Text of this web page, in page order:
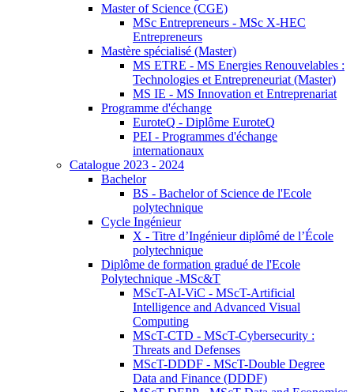
Master of Science (CGE)
MSc Entrepreneurs - MSc X-HEC
Entrepreneurs
Mastère spécialisé (Master)
MS ETRE - MS Energies Renouvelables :
Technologies et Entrepreneuriat (Master)
MS IE - MS Innovation et Entreprenariat
Programme d'échange
EuroteQ - Diplôme EuroteQ
PEI - Programmes d'échange
internationaux
Catalogue 2023 - 2024
Bachelor
BS - Bachelor of Science de l'Ecole
polytechnique
Cycle Ingénieur
X - Titre d’Ingénieur diplômé de l’École
polytechnique
Diplôme de formation gradué de l'Ecole
Polytechnique -MSc&T
MScT-AI-ViC - MScT-Artificial
Intelligence and Advanced Visual
Computing
MScT-CTD - MScT-Cybersecurity :
Threats and Defenses
MScT-DDDF - MScT-Double Degree
Data and Finance (DDDF)